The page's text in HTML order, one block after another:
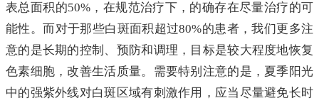
表总面积的50%，在规范治疗下，的确存在尽量治疗的可
能性。而对于那些白斑面积超过80%的患者，我们更多注
意的是长期的控制、预防和调理，目标是较大程度地恢复
色素细胞，改善生活质量。需要特别注意的是，夏季阳光
中的强紫外线对白斑区域有刺激作用，应当尽量避免长时